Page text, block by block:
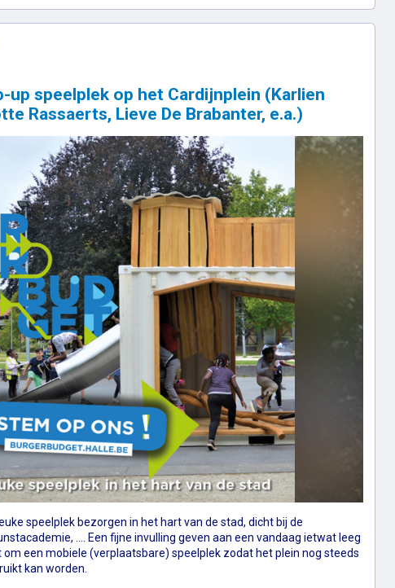
up speelplek op het Cardijnplein (Karlien
Rassaerts, Lieve De Brabanter, e.a.)
speelplek bezorgen in het hart van de stad, dicht bij de
.... Een fijne invulling geven aan een vandaag ietwat leeg
om een mobiele (verplaatsbare) speelplek zodat het plein nog steeds
kan worden.